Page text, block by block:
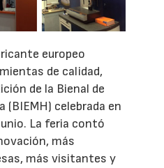
europeo
de calidad,
de la Bienal de
celebrada en
La feria contó
más
más visitantes y